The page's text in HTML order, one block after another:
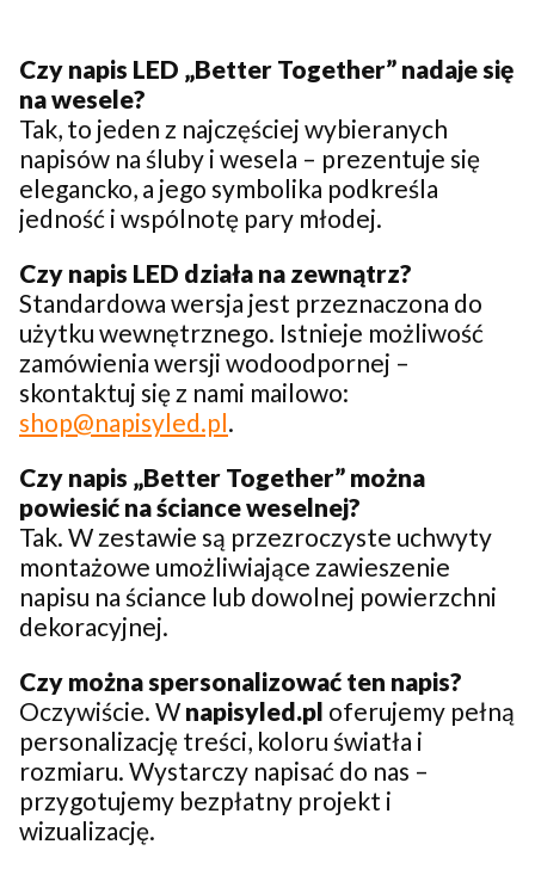
Czy napis LED „Better Together” nadaje się
na wesele?
Tak, to jeden z najczęściej wybieranych
napisów na śluby i wesela – prezentuje się
elegancko, a jego symbolika podkreśla
jedność i wspólnotę pary młodej.
Czy napis LED działa na zewnątrz?
Standardowa wersja jest przeznaczona do
użytku wewnętrznego. Istnieje możliwość
zamówienia wersji wodoodpornej –
skontaktuj się z nami mailowo:
shop@napisyled.pl.
Czy napis „Better Together” można
powiesić na ściance weselnej?
Tak. W zestawie są przezroczyste uchwyty
montażowe umożliwiające zawieszenie
napisu na ściance lub dowolnej powierzchni
dekoracyjnej.
Czy można spersonalizować ten napis?
Oczywiście. W napisyled.pl oferujemy pełną
personalizację treści, koloru światła i
rozmiaru. Wystarczy napisać do nas –
przygotujemy bezpłatny projekt i
wizualizację.